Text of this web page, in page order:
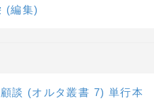
(編集)
談 (オルタ叢書 7) 単行本